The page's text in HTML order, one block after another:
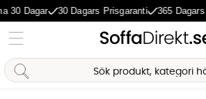
30 Dagars Prisgaranti 365 Dagars Öppet